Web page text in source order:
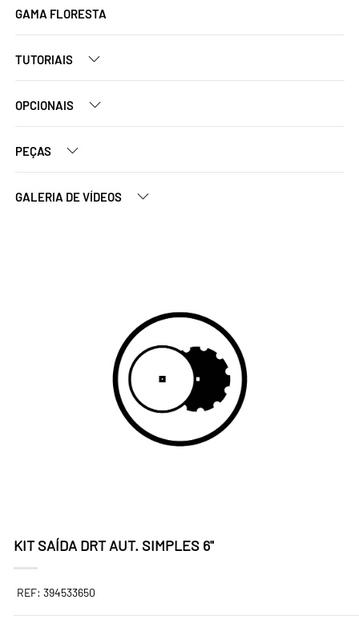
GAMA FLORESTA
TUTORIAIS
OPCIONAIS
PEÇAS
GALERIA DE VÍDEOS
KIT SAÍDA DRT AUT. SIMPLES 6"
REF: 394533650